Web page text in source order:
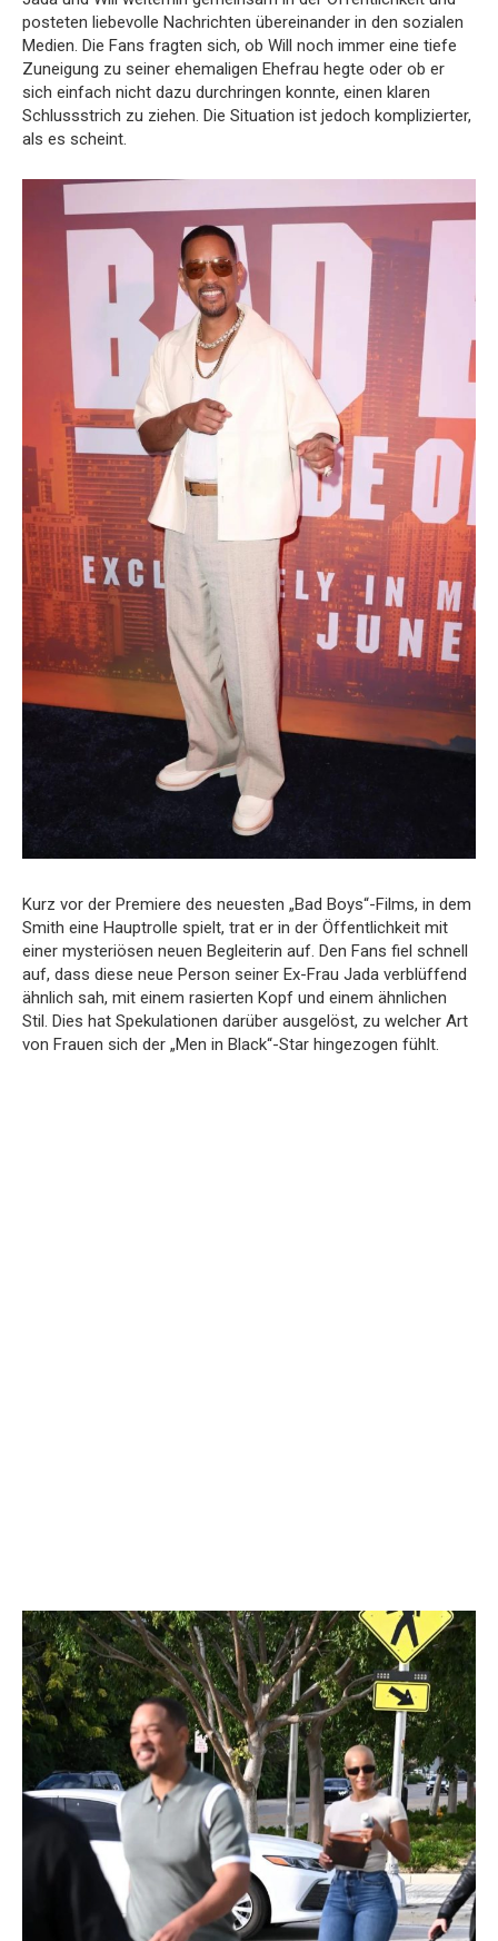
posteten liebevolle Nachrichten übereinander in den sozialen
Medien. Die Fans fragten sich, ob Will noch immer eine tiefe
Zuneigung zu seiner ehemaligen Ehefrau hegte oder ob er
sich einfach nicht dazu durchringen konnte, einen klaren
Schlussstrich zu ziehen. Die Situation ist jedoch komplizierter,
als es scheint.
Kurz vor der Premiere des neuesten „Bad Boys“-Films, in dem
Smith eine Hauptrolle spielt, trat er in der Öffentlichkeit mit
einer mysteriösen neuen Begleiterin auf. Den Fans fiel schnell
auf, dass diese neue Person seiner Ex-Frau Jada verblüffend
ähnlich sah, mit einem rasierten Kopf und einem ähnlichen
Stil. Dies hat Spekulationen darüber ausgelöst, zu welcher Art
von Frauen sich der „Men in Black“-Star hingezogen fühlt.